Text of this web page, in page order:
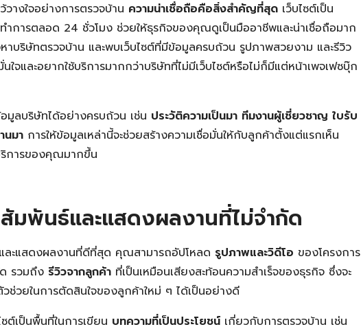
างใจอย่างการตรวจบ้าน ความน่าเชื่อถือคือสิ่งสำคัญที่สุด เว็บไซต์เป็น
ำการตลอด 24 ชั่วโมง ช่วยให้ธุรกิจของคุณดูเป็นมืออาชีพและน่าเชื่อถือมาก
ริษัทตรวจบ้าน และพบเว็บไซต์ที่มีข้อมูลครบถ้วน รูปภาพสวยงาม และรีวิว
จและอยากใช้บริการมากกว่าบริษัทที่ไม่มีเว็บไซต์หรือไม่ก็มีแต่หน้าเพจเฟซบุ๊ก
มูลบริษัทได้อย่างครบถ้วน เช่น ประวัติความเป็นมา ทีมงานผู้เชี่ยวชาญ ใบรับ
นมา การให้ข้อมูลเหล่านี้จะช่วยสร้างความเชื่อมั่นให้กับลูกค้าตั้งแต่แรกเห็น
ริการของคุณมากขึ้น
มพันธ์และแสดงผลงานที่ไม่จำกัด
ละแสดงผลงานที่ดีที่สุด คุณสามารถอัปโหลด รูปภาพและวิดีโอ ของโครงการ
รวมถึง รีวิวจากลูกค้า ที่เป็นเหมือนเสียงสะท้อนความสำเร็จของธุรกิจ ซึ่งจะ
วช่วยในการตัดสินใจของลูกค้าใหม่ ๆ ได้เป็นอย่างดี
ต์เป็นพื้นที่ในการเขียน บทความที่เป็นประโยชน์ เกี่ยวกับการตรวจบ้าน เช่น